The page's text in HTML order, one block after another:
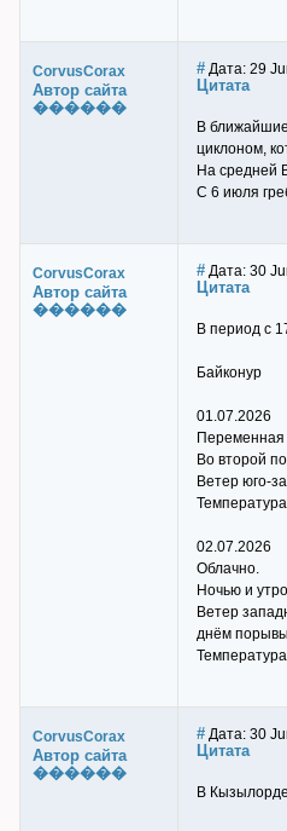
CorvusCorax
Автор сайта
������
# Дата: 29
Цитата
В
циклоном,
На средней
С 6 июля
CorvusCorax
Автор сайта
������
# Дата: 30
Цитата
В период с
Байконур
01.07.2026
Переменная
Во второй
Ветер юго-
02.07.2026
Облачно.
Ночью и
Ветер
днём
CorvusCorax
Автор сайта
������
# Дата: 30
Цитата
В